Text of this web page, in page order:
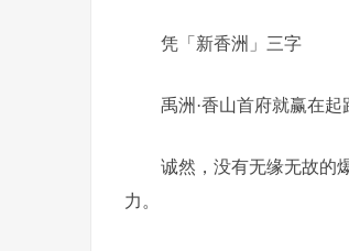
凭「新香洲」三字
禹洲·香山首府就赢在起
诚然，没有无缘无故的
力。